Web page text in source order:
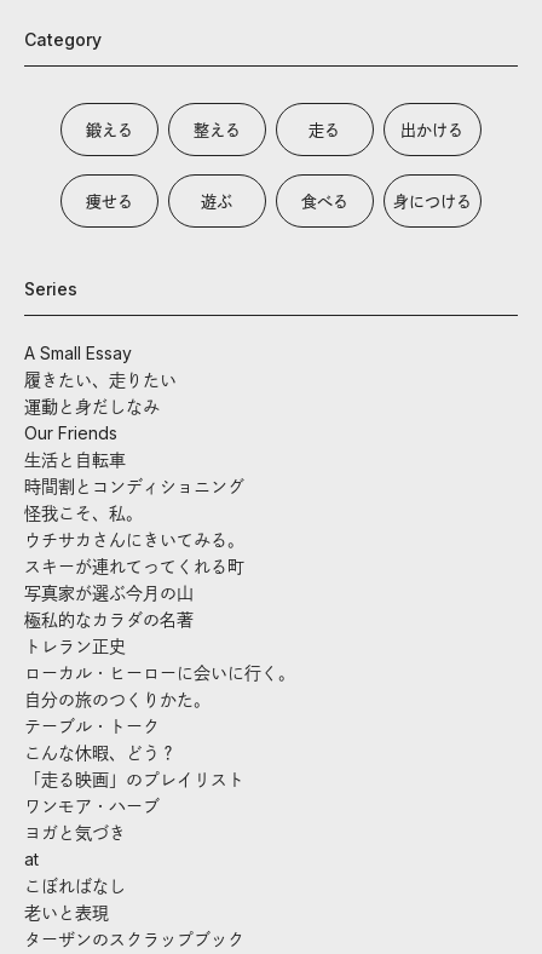
Category
鍛える 整える 走る 出かける
痩せる 遊ぶ 食べる 身につける
Series
A Small Essay
履きたい、走りたい
運動と身だしなみ
Our Friends
生活と自転車
時間割とコンディショニング
怪我こそ、私。
ウチサカさんにきいてみる。
スキーが連れてってくれる町
写真家が選ぶ今月の山
極私的なカラダの名著
トレラン正史
ローカル・ヒーローに会いに行く。
自分の旅のつくりかた。
テーブル・トーク
こんな休暇、どう？
「走る映画」のプレイリスト
ワンモア・ハーブ
ヨガと気づき
at
こぼればなし
老いと表現
ターザンのスクラップブック